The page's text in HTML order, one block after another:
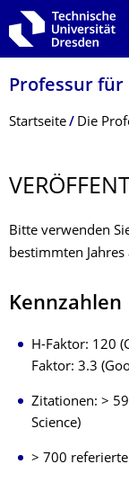
Zur Hauptnavigation
Zur Suche springen
Zum Inhalt springen
Professur
Breadcrumb-Menü
Startseite Die
Bitte verwenden
bestimmten Jahres
Kennzahlen
H-Faktor: 120
Faktor: 3.3
Zitationen: >
Science)
> 700